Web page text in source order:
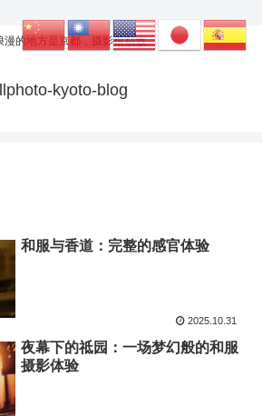
漫的地方是京都，摄影很别致
kyoto-blog
和服与香道：完整的感官体验
2025.10.31
夜幕下的祗园：一场梦幻般的和服
摄影体验